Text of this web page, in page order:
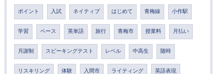
ポイント 入試 ネイティブ はじめて 青梅線 小作駅
学習 ペース 英単語 旅行 青梅市 授業料 月払い
月謝制 スピーキングテスト レベル 中高生 随時
リスキリング 体験 入間市 ライティング 英語表現